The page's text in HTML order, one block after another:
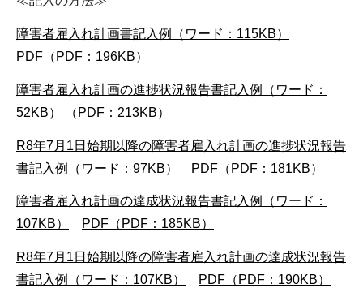
障害者雇入れ計画書記入例（ワード：115KB）
PDF（PDF：196KB）
障害者雇入れ計画の進捗状況報告書記入例（ワード：
52KB）
（PDF：213KB）
R8年7月1日始期以降の障害者雇入れ計画の進捗状況報告
書記入例（ワード：97KB）
PDF（PDF：181KB）
障害者雇入れ計画の達成状況報告書記入例（ワード：
107KB）
PDF（PDF：185KB）
R8年7月1日始期以降の障害者雇入れ計画の達成状況報告
書記入例（ワード：107KB）
PDF（PDF：190KB）